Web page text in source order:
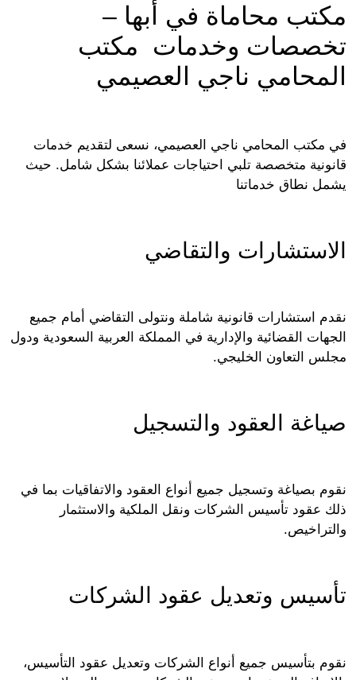
محاماة في أبها –
وخدمات مكتب
ناجي العصيمي
المحامي ناجي العصيمي، نسعى لتقديم خدمات
متخصصة تلبي احتياجات عملائنا بشكل شامل. حيث
نطاق خدماتنا
والتقاضي
استشارات قانونية شاملة ونتولى التقاضي أمام جميع
القضائية والإدارية في المملكة العربية السعودية ودول
التعاون الخليجي.
العقود والتسجيل
بصياغة وتسجيل جميع أنواع العقود والاتفاقيات بما في
عقود تأسيس الشركات ونقل الملكية والاستثمار
وتعديل عقود الشركات
بتأسيس جميع أنواع الشركات وتعديل عقود التأسيس،